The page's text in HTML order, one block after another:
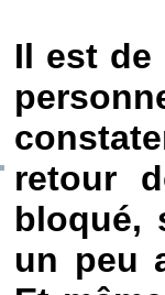
Il est de
retour
bloqué,
un peu